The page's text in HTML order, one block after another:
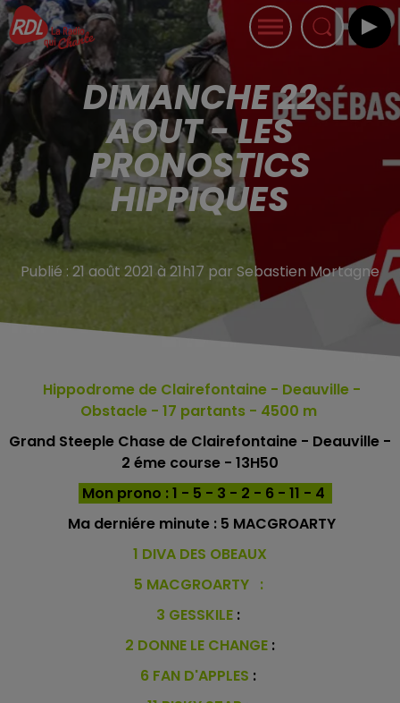
DIMANCHE 22
AOUT - LES
PRONOSTICS
HIPPIQUES
Publié : 21 août 2021 à 21h17 par Sebastien Mortagne
Hippodrome de Clairefontaine - Deauville -
Obstacle - 17 partants - 4500 m
Grand Steeple Chase de Clairefontaine - Deauville -
2 éme course - 13H50
Mon prono : 1 - 5 - 3 - 2 - 6 - 11 - 4
Ma derniére minute : 5 MACGROARTY
1 DIVA DES OBEAUX
5 MACGROARTY :
3 GESSKILE :
2 DONNE LE CHANGE :
6 FAN D'APPLES :